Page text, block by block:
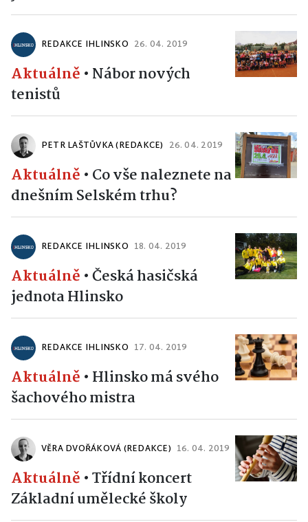
REDAKCE IHLINSKO 26. 04. 2019
Aktuálně • Nábor nových
tenistů
PETR LAŠTŮVKA (REDAKCE) 26. 04. 2019
Aktuálně • Co vše naleznete na
dnešním Selském trhu?
REDAKCE IHLINSKO 18. 04. 2019
Aktuálně •Česká hasičská
jednota Hlinsko
REDAKCE IHLINSKO 17. 04. 2019
Aktuálně • Hlinsko má svého
šachového mistra
VĚRA DVOŘÁKOVÁ (REDAKCE) 16. 04. 2019
Aktuálně •Třídní koncert
Základní umělecké školy